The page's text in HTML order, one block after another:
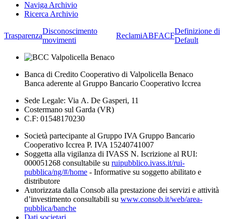
Naviga Archivio
Ricerca Archivio
Trasparenza
Disconoscimento
movimenti
ReclamiABFACF
Definizione di
Default
Banca di Credito Cooperativo di Valpolicella Benaco
Banca aderente al Gruppo Bancario Cooperativo Iccrea
Sede Legale: Via A. De Gasperi, 11
Costermano sul Garda (VR)
C.F: 01548170230
Società partecipante al Gruppo IVA Gruppo Bancario
Cooperativo Iccrea P. IVA 15240741007
Soggetta alla vigilanza di IVASS N. Iscrizione al RUI:
000051268 consultabile su ruipubblico.ivass.it/rui-
pubblica/ng/#/home - Informative su soggetto abilitato e
distributore
Autorizzata dalla Consob alla prestazione dei servizi e attività
d’investimento consultabili su www.consob.it/web/area-
pubblica/banche